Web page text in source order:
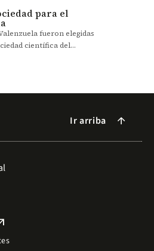
para el
fueron elegidas
científica del
Ir arriba arrow_forward